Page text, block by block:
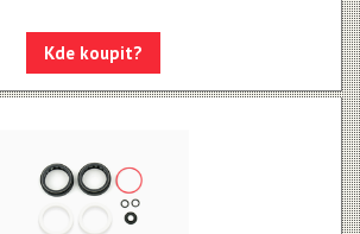
Kde koupit?